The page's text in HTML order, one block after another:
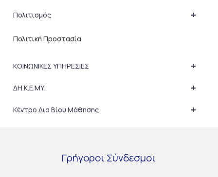
+
Πολιτισμός
Πολιτική Προστασία
+
ΚΟΙΝΩΝΙΚΕΣ ΥΠΗΡΕΣΙΕΣ
+
ΔΗ.Κ.Ε.ΜΥ.
+
Κέντρο Δια Βίου Μάθησης
Γρήγοροι Σύνδεσμοι